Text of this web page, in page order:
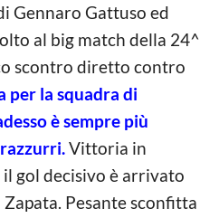
Gennaro Gattuso ed
al big match della 24^
scontro diretto contro
la squadra di
è sempre più
Vittoria in
gol decisivo è arrivato
Pesante sconfitta